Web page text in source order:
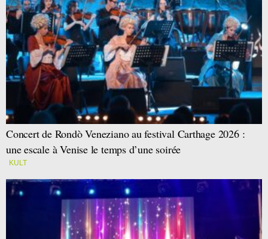
Concert de Rondò Veneziano au festival Carthage 2026 :
une escale à Venise le temps d’une soirée
KULT